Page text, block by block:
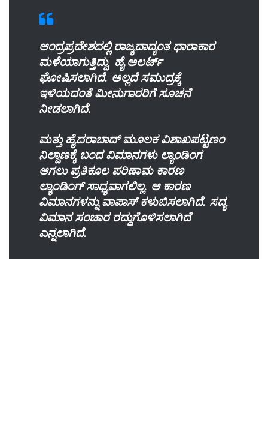
ಆಂದ್ರಪ್ರದೇಶದಲ್ಲಿ ರಾಜ್ಯದಾದ್ಯಂತ ಧಾರಾಕಾರ
ಮಳೆಯಾಗುತ್ತಿದ್ದು, ಹೈ ಅಲರ್ಟ್
ಘೋಷಿಸಲಾಗಿದೆ. ಅಲ್ಲದೆ ಸಮುದ್ರಕ್ಕೆ
ಇಳಿಯದಂತೆ ಮೀನುಗಾರರಿಗೆ ಸೂಚನೆ
ನೀಡಲಾಗಿದೆ.
ಮತ್ತು ಹೈದರಾಬಾದ್ ಮೂಲಕ ವಿಶಾಖಪಟ್ಟಣಂ
ನಿಲ್ದಾಣಕ್ಕೆ ಬಂದ ವಿಮಾನಗಳು ಲ್ಯಾಂಡಿಂಗ
ಆಗಲು ಪ್ರತಿಕೂಲ ಪರಿಣಾಮ ಕಾರಣ‌
ಲ್ಯಾಂಡಿಂಗ್ ಸಾಧ್ಯವಾಗಲಿಲ್ಲ. ಆ ಕಾರಣ
ವಿಮಾನಗಳನ್ನು ವಾಪಾಸ್ ಕಳುಬಿಸಲಾಗಿದೆ. ಸದ್ಯ
ವಿಮಾನ ಸಂಚಾರ ರದ್ದುಗೊಳಿಸಲಾಗಿದೆ
ಎನ್ನಲಾಗಿದೆ.